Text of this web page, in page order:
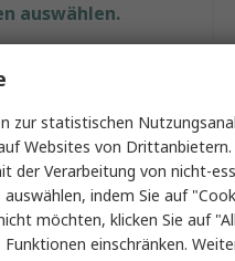
auswählen.
zur statistischen
Websites von
der Verarbeitung von nicht-
indem Sie auf
möchten, klicken Sie auf
einschränken.